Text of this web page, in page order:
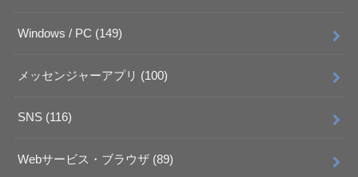
Windows / PC (149)
メッセンジャーアプリ (100)
SNS (116)
Webサービス・ブラウザ (89)